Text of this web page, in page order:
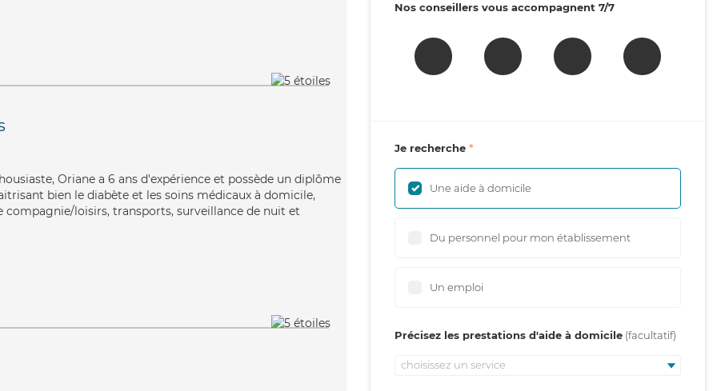
Oriane a 6 ans d'expérience et possède un diplôme
bien le diabète et les soins médicaux à domicile,
compagnie/loisirs, transports, surveillance de nuit et
Nos conseillers vous accompagnent 7/7
Je recherche
Une aide à domicile
Du personnel pour mon établissement
Un emploi
Précisez les prestations d'aide à domicile
choisissez un service